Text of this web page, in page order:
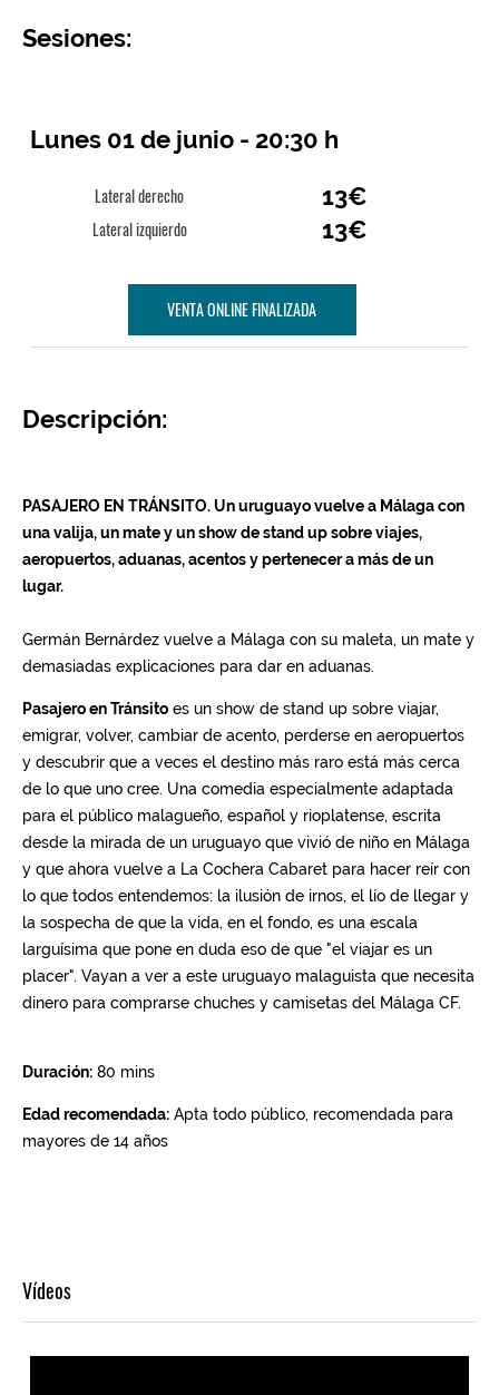
Sesiones:
Lunes 01 de junio - 20:30 h
Lateral derecho 13€
Lateral izquierdo 13€
VENTA ONLINE FINALIZADA
Descripción:
Vídeos